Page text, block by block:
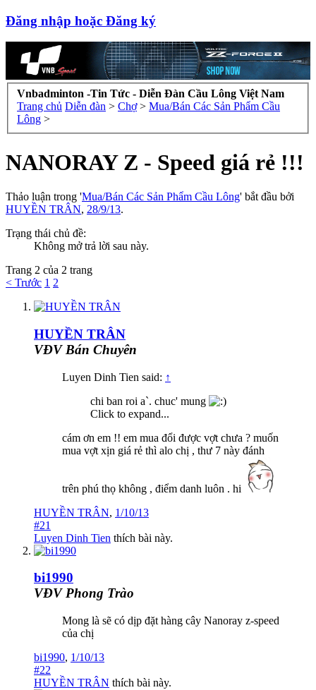
Đăng nhập hoặc Đăng ký
Vnbadminton -Tin Tức - Diễn Đàn Cầu Lông Việt Nam
Trang chủ Diễn đàn > Chợ > Mua/Bán Các Sản Phẩm Cầu
Lông >
NANORAY Z - Speed giá rẻ !!!
Thảo luận trong 'Mua/Bán Các Sản Phẩm Cầu Lông' bắt đầu bởi
HUYỀN TRÂN, 28/9/13.
Trạng thái chủ đề:
Không mở trả lời sau này.
Trang 2 của 2 trang
< Trước 1 2
HUYỀN TRÂN
VĐV Bán Chuyên
Luyen Dinh Tien said: ↑
chi ban roi a`. chuc' mung
Click to expand...
cám ơn em !! em mua đổi được vợt chưa ? muốn
mua vợt xịn giá rẻ thì alo chị , thư 7 này đánh
trên phú thọ không , điểm danh luôn . hi
HUYỀN TRÂN, 1/10/13
#21
Luyen Dinh Tien thích bài này.
bi1990
VĐV Phong Trào
Mong là sẽ có dịp đặt hàng cây Nanoray z-speed
của chị
bi1990, 1/10/13
#22
HUYỀN TRÂN thích bài này.